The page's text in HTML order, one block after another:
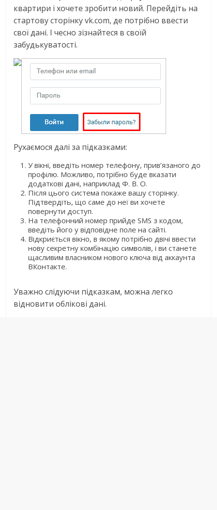
квартири і хочете зробити новий. Перейдіть на
стартову сторінку vk.com, де потрібно ввести
свої дані. І чесно зізнайтеся в своїй
забудькуватості.
Рухаємося далі за підказками:
У вікні, введіть номер телефону, прив’язаного до
профілю. Можливо, потрібно буде вказати
додаткові дані, наприклад Ф. В. О.
Після цього система покаже вашу сторінку.
Підтвердіть, що саме до неї ви хочете
повернути доступ.
На телефонний номер прийде SMS з кодом,
введіть його у відповідне поле на сайті.
Відкриється вікно, в якому потрібно двічі ввести
нову секретну комбінацію символів, і ви станете
щасливим власником нового ключа від аккаунта
ВКонтакте.
Уважно слідуючи підказкам, можна легко
відновити облікові дані.